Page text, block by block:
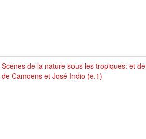
Scenes de la nature sous les tropiques: et
de Camoens et José Indio (e.1)